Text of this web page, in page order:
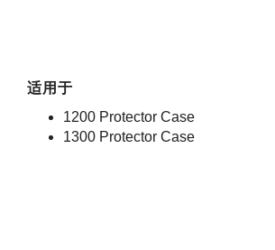
适用于
1200 Protector Case
1300 Protector Case